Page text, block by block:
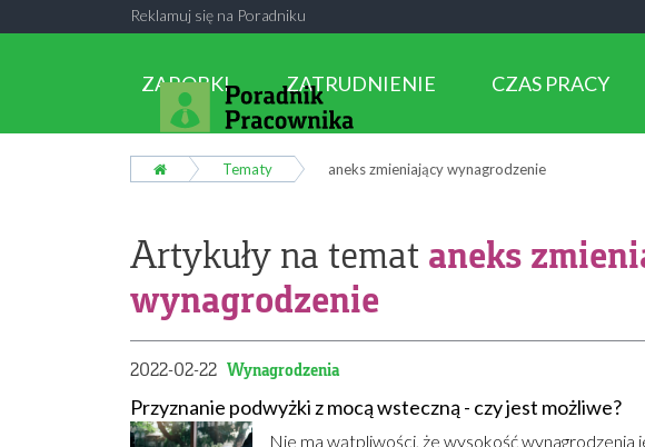
Reklamuj się na Poradniku
ZAROBKI ZATRUDNIENIE CZAS PRACY
Tematy aneks zmieniający wynagrodzenie
Artykuły na temat aneks
wynagrodzenie
2022-02-22 Wynagrodzenia
Przyznanie podwyżki z mocą wsteczną - czy jest możliwe?
Nie ma wątpliwości, że wysokość wynagrodzenia